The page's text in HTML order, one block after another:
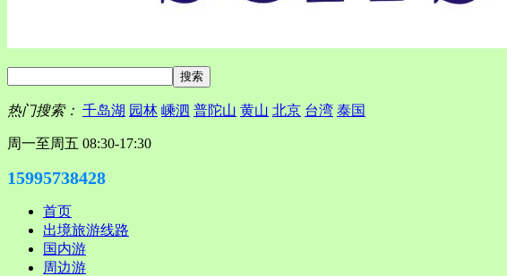
热门搜索： 千岛湖 园林 嵊泗 普陀山 黄山 北京 台湾 泰国
周一至周五 08:30-17:30
15995738428
首页
出境旅游线路
国内游
周边游